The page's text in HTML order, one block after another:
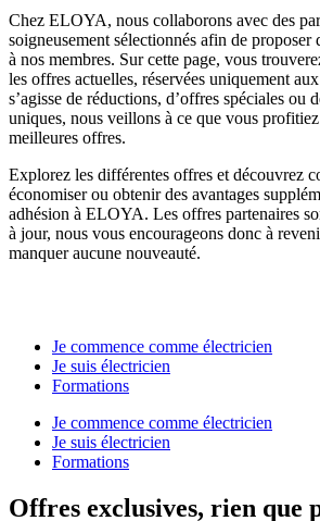
Chez ELOYA, nous collaborons avec des
soigneusement sélectionnés afin de proposer
à nos membres. Sur cette page, vous
les offres actuelles, réservées uniquement
s’agisse de réductions, d’offres spéciales ou
uniques, nous veillons à ce que vous
meilleures offres.
Explorez les différentes offres et découvrez
économiser ou obtenir des avantages
adhésion à ELOYA. Les offres partenaires
à jour, nous vous encourageons donc à
manquer aucune nouveauté.
Je commence comme électricien
Je suis électricien
Formations
Je commence comme électricien
Je suis électricien
Formations
Offres exclusives, rien que